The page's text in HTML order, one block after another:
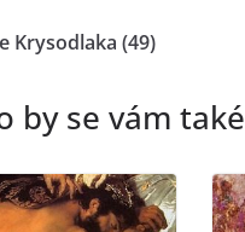
Krysodlaka (49)
by se vám